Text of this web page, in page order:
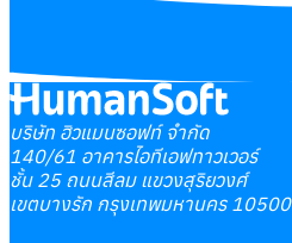
บริษัท ฮิวแมนซอฟท์ จำกัด
140/61 อาคารไอทีเอฟทาวเวอร์
ชั้น 25 ถนนสีลม แขวงสุริยวงศ์
เขตบางรัก กรุงเทพมหานคร 10500